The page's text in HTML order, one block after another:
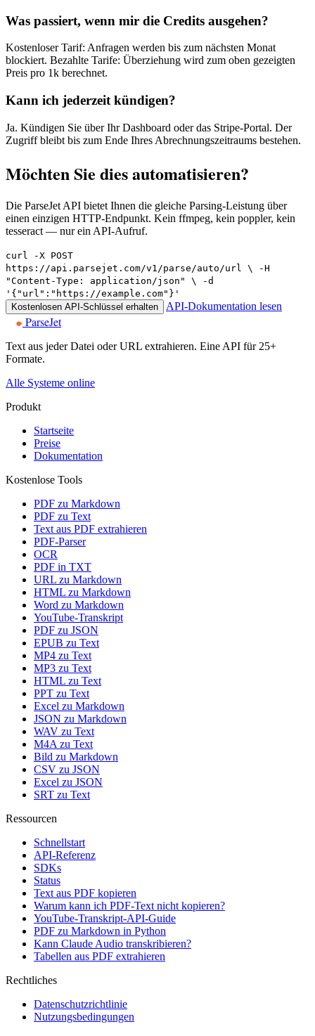
Was passiert, wenn mir die Credits ausgehen?
Kostenloser Tarif: Anfragen werden bis zum nächsten Monat
blockiert. Bezahlte Tarife: Überziehung wird zum oben gezeigten
Preis pro 1k berechnet.
Kann ich jederzeit kündigen?
Ja. Kündigen Sie über Ihr Dashboard oder das Stripe-Portal. Der
Zugriff bleibt bis zum Ende Ihres Abrechnungszeitraums bestehen.
Möchten Sie dies automatisieren?
Die ParseJet API bietet Ihnen die gleiche Parsing-Leistung über
einen einzigen HTTP-Endpunkt. Kein ffmpeg, kein poppler, kein
tesseract — nur ein API-Aufruf.
curl -X POST
https://api.parsejet.com/v1/parse/auto/url \ -H
"Content-Type: application/json" \ -d
'{"url":"https://example.com"}'
Kostenlosen API-Schlüssel erhalten
API-Dokumentation lesen
ParseJet
Text aus jeder Datei oder URL extrahieren. Eine API für 25+
Formate.
Alle Systeme online
Produkt
Startseite
Preise
Dokumentation
Kostenlose Tools
PDF zu Markdown
PDF zu Text
Text aus PDF extrahieren
PDF-Parser
OCR
PDF in TXT
URL zu Markdown
HTML zu Markdown
Word zu Markdown
YouTube-Transkript
PDF zu JSON
EPUB zu Text
MP4 zu Text
MP3 zu Text
HTML zu Text
PPT zu Text
Excel zu Markdown
JSON zu Markdown
WAV zu Text
M4A zu Text
Bild zu Markdown
CSV zu JSON
Excel zu JSON
SRT zu Text
Ressourcen
Schnellstart
API-Referenz
SDKs
Status
Text aus PDF kopieren
Warum kann ich PDF-Text nicht kopieren?
YouTube-Transkript-API-Guide
PDF zu Markdown in Python
Kann Claude Audio transkribieren?
Tabellen aus PDF extrahieren
Rechtliches
Datenschutzrichtlinie
Nutzungsbedingungen